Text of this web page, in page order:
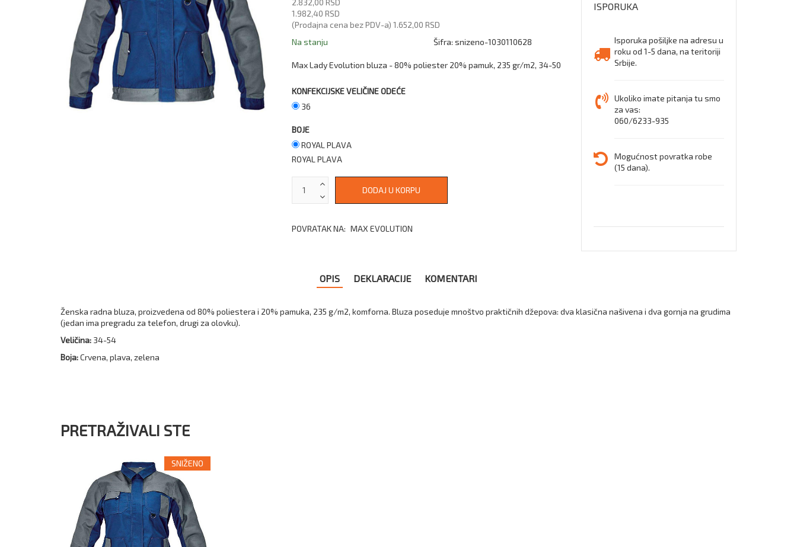
2.832,00 RSD
1.982,40 RSD
(Prodajna cena bez PDV-a) 1.652,00 RSD
Na stanju
Šifra: snizeno-1030110628
Max Lady Evolution bluza - 80% poliester 20% pamuk, 235 gr/m2, 34-50
KONFEKCIJSKE VELIČINE ODEĆE
36
BOJE
ROYAL PLAVA
ROYAL PLAVA
POVRATAK NA: MAX EVOLUTION
ISPORUKA
Isporuka pošiljke na adresu u
roku od 1-5 dana, na teritoriji
Srbije.
Ukoliko imate pitanja tu smo
za vas:
060/6233-935
Mogućnost povratka robe
(15 dana).
OPIS DEKLARACIJE KOMENTARI
Ženska radna bluza, proizvedena od 80% poliestera i 20% pamuka, 235 g/m2, komforna. Bluza poseduje mnoštvo praktičnih džepova: dva klasična našivena i dva gornja na grudima
(jedan ima pregradu za telefon, drugi za olovku).
Veličina: 34-54
Boja:Crvena, plava, zelena
PRETRAŽIVALI STE
SNIŽENO